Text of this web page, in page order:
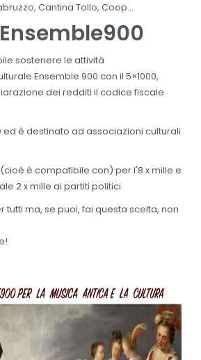
Cantina Tollo, Coop...
sostenere le attività
Ensemble 900 con il 5×1000,
dei redditi il codice fiscale
ed è destinato ad associazioni culturali
è compatibile con) per l'8 x mille e
2 x mille ai partiti politici.
tutti ma, se puoi, fai questa scelta, non